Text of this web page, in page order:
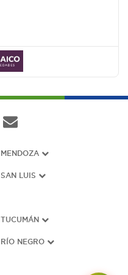
MENDOZA
SAN LUIS
TUCUMÁN
RÍO NEGRO